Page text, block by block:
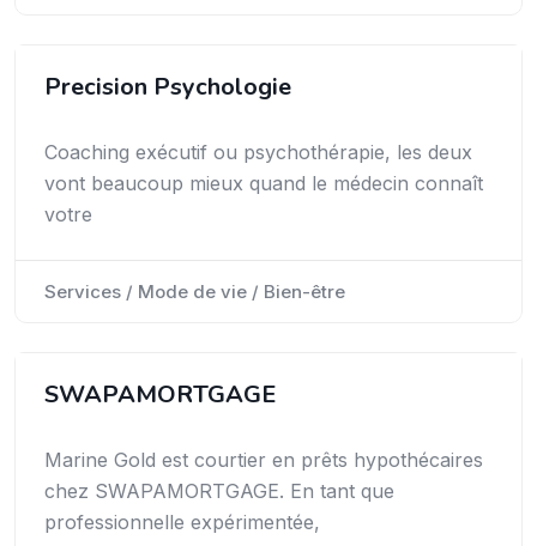
Precision Psychologie
Coaching exécutif ou psychothérapie, les deux
vont beaucoup mieux quand le médecin connaît
votre
Services / Mode de vie / Bien-être
SWAPAMORTGAGE
Marine Gold est courtier en prêts hypothécaires
chez SWAPAMORTGAGE. En tant que
professionnelle expérimentée,